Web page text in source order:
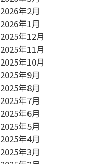
2026年2月
2026年1月
2025年12月
2025年11月
2025年10月
2025年9月
2025年8月
2025年7月
2025年6月
2025年5月
2025年4月
2025年3月